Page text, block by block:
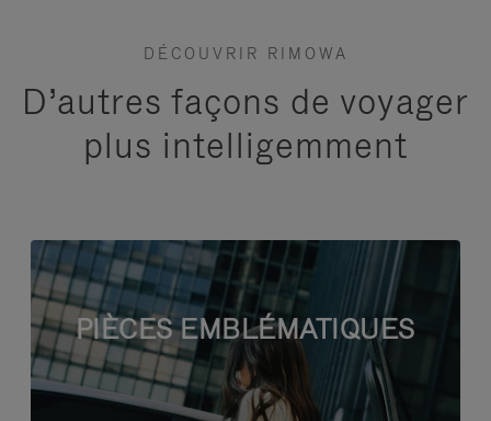
DÉCOUVRIR RIMOWA
D’autres façons de voyager
plus intelligemment
PIÈCES EMBLÉMATIQUES